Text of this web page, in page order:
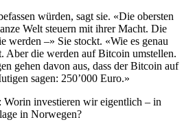
würden, sagt sie. «Die obersten
Welt steuern mit ihrer Macht. Die
werden –» Sie stockt. «Wie es genau
Aber die werden auf Bitcoin umstellen.
gehen davon aus, dass der Bitcoin auf
sagen: 250’000 Euro.»
Worin investieren wir eigentlich – in
in Norwegen?